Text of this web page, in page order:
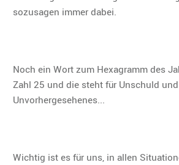
sozusagen immer dabei.
Noch ein Wort zum Hexagramm des
Zahl 25 und die steht für Unschuld und
Unvorhergesehenes...
Wichtig ist es für uns, in allen